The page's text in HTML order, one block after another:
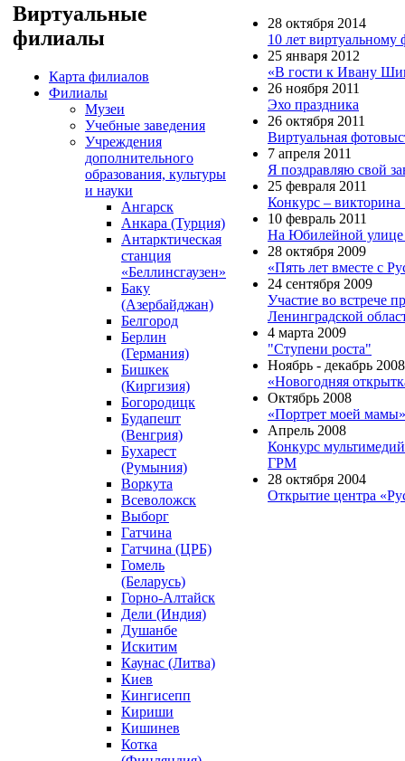
Виртуальные
филиалы
Карта филиалов
Филиалы
Музеи
Учебные заведения
Учреждения
дополнительного
образования, культуры
и науки
Ангарск
Анкара (Турция)
Антарктическая
станция
«Беллинсгаузен»
Баку
(Азербайджан)
Белгород
Берлин
(Германия)
Бишкек
(Киргизия)
Богородицк
Будапешт
(Венгрия)
Бухарест
(Румыния)
Воркута
Всеволожск
Выборг
Гатчина
Гатчина (ЦРБ)
Гомель
(Беларусь)
Горно-Алтайск
Дели (Индия)
Душанбе
Искитим
Каунас (Литва)
Киев
Кингисепп
Кириши
Кишинев
Котка
28 октября 2014
10 лет
25 января 2012
«В гости к Ивану
26 ноября 2011
Эхо праздника
26 октября 2011
Виртуальная
7 апреля 2011
Я поздравляю свой
25 февраля 2011
Конкурс –
10 февраль 2011
На Юбилейной улице
28 октября 2009
«Пять лет вместе с
24 сентября 2009
Участие во встрече
Ленинградской
4 марта 2009
"Ступени роста"
Ноябрь - декабрь 2008
«Новогодняя
Октябрь 2008
«Портрет моей мамы»
Апрель 2008
Конкурс
ГРМ
28 октября 2004
Открытие центра